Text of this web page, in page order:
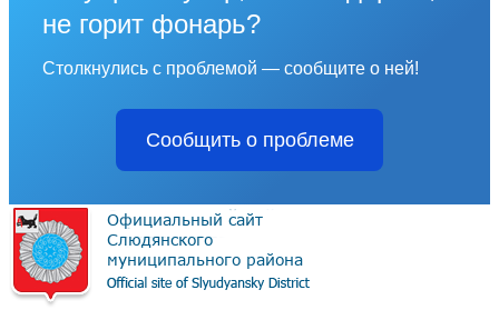
не горит фонарь?
Столкнулись с проблемой — сообщите о ней!
Сообщить о проблеме